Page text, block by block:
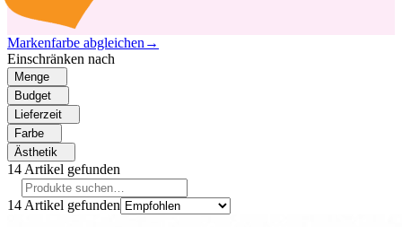
Markenfarbe abgleichen →
Einschränken nach
Menge
Budget
Lieferzeit
Farbe
Ästhetik
14 Artikel gefunden
14 Artikel gefunden